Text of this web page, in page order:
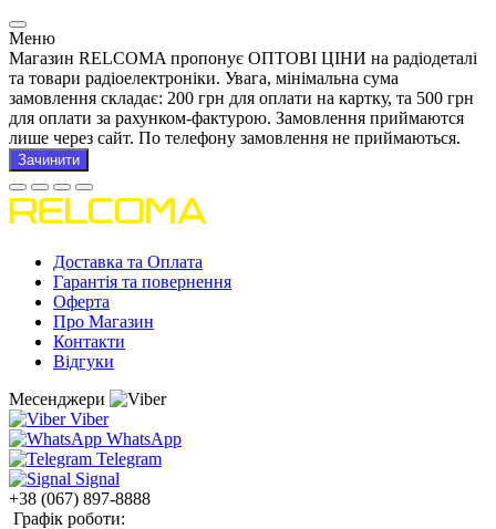
Меню
Магазин RELCOMA пропонує ОПТОВІ ЦІНИ на радіодеталі
та товари радіоелектроніки. Увага, мінімальна сума
замовлення складає: 200 грн для оплати на картку, та 500 грн
для оплати за рахунком-фактурою. Замовлення приймаются
лише через сайт. По телефону замовлення не приймаються.
Зачинити
Доставка та Оплата
Гарантія та повернення
Оферта
Про Магазин
Контакти
Відгуки
Месенджери
Viber
WhatsApp
Telegram
Signal
+38 (067) 897-8888
Графік роботи: